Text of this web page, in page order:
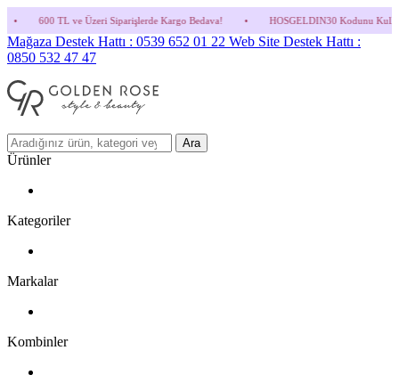
Siparişlerde Kargo Bedava! • HOSGELDIN30 Kodunu Kullanmayı Unutma!
Mağaza Destek Hattı : 0539 652 01 22 Web Site Destek Hattı :
0850 532 47 47
Ara
Ürünler
Kategoriler
Markalar
Kombinler